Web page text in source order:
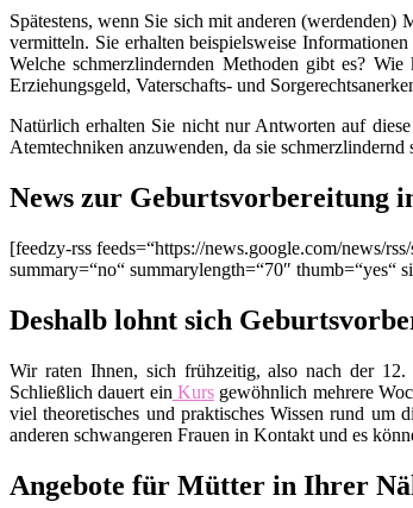
Spätestens, wenn Sie sich mit anderen (werdenden)
vermitteln. Sie erhalten beispielsweise
Welche schmerzlindernden Methoden gibt es?
Erziehungsgeld, Vaterschafts- und
Natürlich erhalten Sie nicht nur Antworten auf
Atemtechniken anzuwenden, da sie
News zur Geburtsvorbereitung
[feedzy-rss feeds=“https://news.google.com/news/
summary=“no“ summarylength=“70″ thumb=“yes“
Deshalb lohnt sich
Wir raten Ihnen, sich frühzeitig, also nach der 12.
Schließlich dauert ein Kursgewöhnlich mehrere
viel theoretisches und praktisches Wissen rund um
anderen schwangeren Frauen in Kontakt und es
Angebote für Mütter in Ihrer